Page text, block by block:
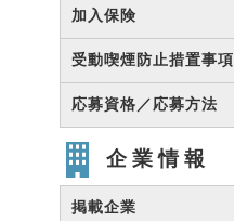
加入保険
受動喫煙防止措置事項
応募資格／応募方法
企業情報
掲載企業